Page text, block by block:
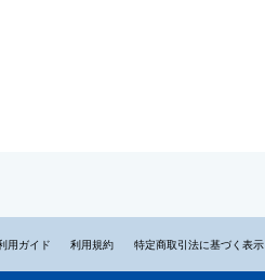
用ガイド 利用規約 特定商取引法に基づく表示